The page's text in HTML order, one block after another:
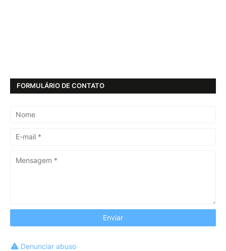
FORMULÁRIO DE CONTATO
Denunciar abuso